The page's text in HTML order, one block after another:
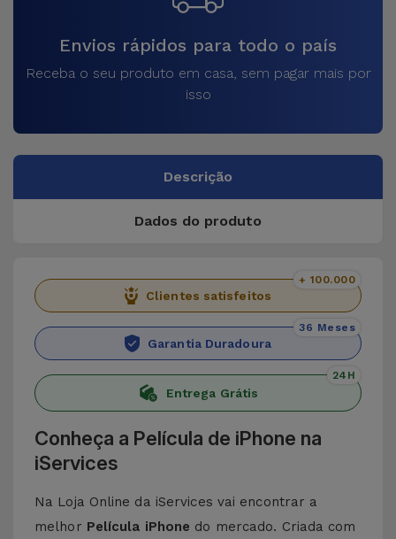
Envios rápidos para todo o país
Receba o seu produto em casa, sem pagar mais por
isso
Descrição
Dados do produto
Clientes satisfeitos
+ 100.000
Garantia Duradoura
36 Meses
Entrega Grátis
24H
Conheça a Película de iPhone na
iServices
Na Loja Online da iServices vai encontrar a
melhor Película iPhone do mercado. Criada com